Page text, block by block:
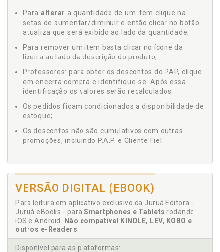
Para alterar a quantidade de um item clique na
setas de aumentar/diminuir e então clicar no botão
atualiza que será exibido ao lado da quantidade;
Para remover um item basta clicar no ícone da
lixeira ao lado da descrição do produto;
Professores: para obter os descontos do PAP, clique
em encerra compra e identifique-se. Após essa
identificação os valores serão recalculados.
Os pedidos ficam condicionados a disponibilidade de
estoque;
Os descontos não são cumulativos com outras
promoções, incluindo P.A.P. e Cliente Fiel.
VERSÃO DIGITAL (EBOOK)
Para leitura em aplicativo exclusivo da Juruá Editora -
Juruá eBooks - para Smartphones e Tablets rodando
iOS e Android.
Não compatível KINDLE, LEV, KOBO e
outros e-Readers
Disponível para as plataformas: